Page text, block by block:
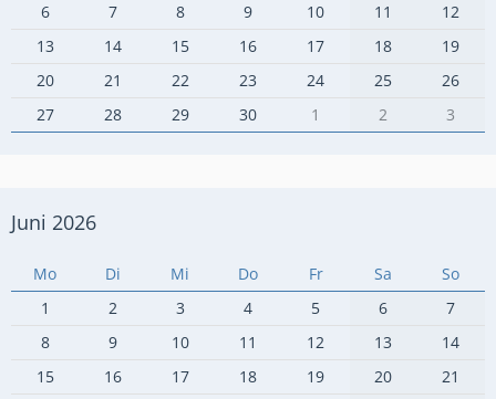
6
7 8 9 10 11
12
13
14 15 16 17 18
19
20
21 22 23 24 25
26
27
28 29 30 1 2 3
Juni 2026
Mo Di Mi Do Fr Sa
So
1
2 3 4 5 6
7
8
9 10 11 12 13
14
15
16 17 18 19 20
21